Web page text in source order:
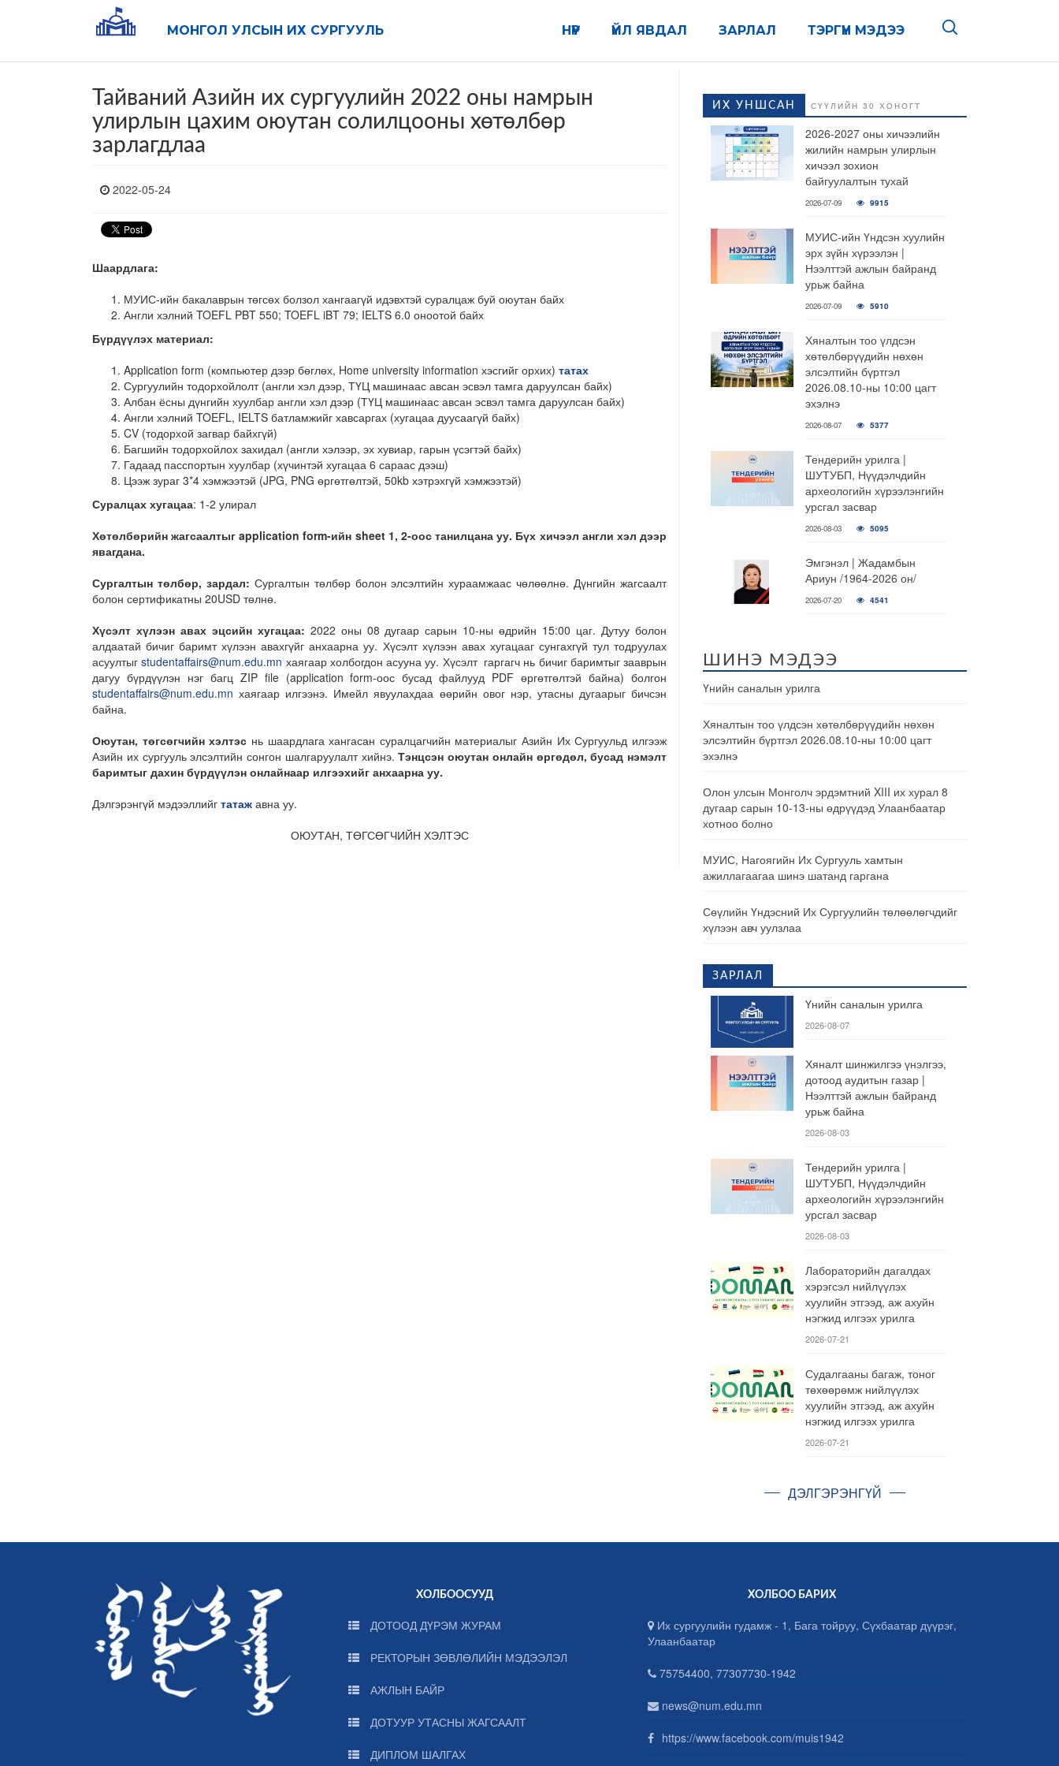
МОНГОЛ УЛСЫН ИХ СУРГУУЛЬ ТЭРГҮҮН МЭДЭЭ
ЗАРЛАЛ
ҮЙЛ ЯВДАЛ
НҮҮР
Тайваний Азийн их сургуулийн 2022 оны намрын
улирлын цахим оюутан солилцооны хөтөлбөр
зарлагдлаа
2022-05-24
Шаардлага:
МУИС-ийн бакалаврын төгсөх болзол хангаагүй идэвхтэй суралцаж буй оюутан байх
Англи хэлний TOEFL PBT 550; TOEFL iBT 79; IELTS 6.0 оноотой байх
Бүрдүүлэх материал:
Application form (компьютер дээр бөглөх, Home university information хэсгийг орхих) татах
Сургуулийн тодорхойлолт (англи хэл дээр, ТҮЦ машинаас авсан эсвэл тамга даруулсан байх)
Албан ёсны дүнгийн хуулбар англи хэл дээр (ТҮЦ машинаас авсан эсвэл тамга даруулсан байх)
Англи хэлний TOEFL, IELTS батламжийг хавсаргах (хугацаа дуусаагүй байх)
CV (тодорхой загвар байхгүй)
Багшийн тодорхойлох захидал (англи хэлээр, эх хувиар, гарын үсэгтэй байх)
Гадаад пасспортын хуулбар (хүчинтэй хугацаа 6 сараас дээш)
Цээж зураг 3*4 хэмжээтэй (JPG, PNG өргөтгөлтэй, 50kb хэтрэхгүй хэмжээтэй)
Суралцах хугацаа: 1-2 улирал
Хөтөлбөрийн жагсаалтыгapplication form-ийн sheet 1, 2-оостанилцана уу. Бүх хичээл англи хэл дээр
явагдана.
Сургалтын төлбөр, зардал: Сургалтын төлбөр болон элсэлтийн хураамжаас чөлөөлнө. Дүнгийн жагсаалт
болон сертификатны 20USD төлнө.
Хүсэлт хүлээн авах эцсийн хугацаа: 2022 оны 08 дугаар сарын 10-ны өдрийн 15:00 цаг. Дутуу болон
алдаатай бичиг баримт хүлээн авахгүйг анхаарна уу. Хүсэлт хүлээн авах хугацааг сунгахгүй тул тодруулах
асуултыгstudentaffairs@num.edu.mn хаягаар холбогдон асууна уу. Хүсэлт гаргагч нь бичиг баримтыг зааврын
дагуу бүрдүүлэн нэг багц ZIP file (application form-оос бусад файлууд PDF өргөтгөлтэй байна) болгон
studentaffairs@num.edu.mn хаягаар илгээнэ. Имейл явуулахдаа өөрийн овог нэр, утасны дугаарыг бичсэн
байна.
Оюутан, төгсөгчийн хэлтэс нь шаардлага хангасан суралцагчийн материалыг Азийн Их Сургуульд илгээж
Азийн их сургууль элсэлтийн сонгон шалгаруулалт хийнэ.Тэнцсэн оюутан онлайн өргөдөл, бусад нэмэлт
баримтыг дахин бүрдүүлэн онлайнаар илгээхийг анхаарна уу.
Дэлгэрэнгүй мэдээллийг татаж авна уу.
ОЮУТАН, ТӨГСӨГЧИЙН ХЭЛТЭС
ИХ УНШСАН СҮҮЛИЙН 30 ХОНОГТ
2026-2027 оны хичээлийн
жилийн намрын улирлын
хичээл зохион
байгуулалтын тухай
2026-07-09 9915
МУИС-ийн Үндсэн хуулийн
эрх зүйн хүрээлэн |
Нээлттэй ажлын байранд
урьж байна
2026-07-09 5910
Хяналтын тоо үлдсэн
хөтөлбөрүүдийн нөхөн
элсэлтийн бүртгэл
2026.08.10-ны 10:00 цагт
эхэлнэ
2026-08-07 5377
Тендерийн урилга |
ШУТУБП, Нүүдэлчдийн
археологийн хүрээлэнгийн
урсгал засвар
2026-08-03 5095
Эмгэнэл | Жадамбын
Ариун /1964-2026 он/
2026-07-20 4541
ШИНЭ МЭДЭЭ
Үнийн саналын урилга
Хяналтын тоо үлдсэн хөтөлбөрүүдийн нөхөн
элсэлтийн бүртгэл 2026.08.10-ны 10:00 цагт
эхэлнэ
Олон улсын Монголч эрдэмтний XIII их хурал 8
дугаар сарын 10-13-ны өдрүүдэд Улаанбаатар
хотноо болно
МУИС, Нагоягийн Их Сургууль хамтын
ажиллагаагаа шинэ шатанд гаргана
Сөүлийн Үндэсний Их Сургуулийн төлөөлөгчдийг
хүлээн авч уулзлаа
ЗАРЛАЛ
Үнийн саналын урилга
2026-08-07
Хяналт шинжилгээ үнэлгээ,
дотоод аудитын газар |
Нээлттэй ажлын байранд
урьж байна
2026-08-03
Тендерийн урилга |
ШУТУБП, Нүүдэлчдийн
археологийн хүрээлэнгийн
урсгал засвар
2026-08-03
Лабораторийн дагалдах
хэрэгсэл нийлүүлэх
хуулийн этгээд, аж ахуйн
нэгжид илгээх урилга
2026-07-21
Судалгааны багаж, тоног
төхөөрөмж нийлүүлэх
хуулийн этгээд, аж ахуйн
нэгжид илгээх урилга
2026-07-21
ДЭЛГЭРЭНГҮЙ
ХОЛБООСУУД
ДОТООД ДҮРЭМ ЖУРАМ
РЕКТОРЫН ЗӨВЛӨЛИЙН МЭДЭЭЛЭЛ
АЖЛЫН БАЙР
ДОТУУР УТАСНЫ ЖАГСААЛТ
ДИПЛОМ ШАЛГАХ
ХОЛБОО БАРИХ
Их сургуулийн гудамж - 1, Бага тойруу, Сүхбаатар дүүрэг,
Улаанбаатар
75754400, 77307730-1942
news@num.edu.mn
https://www.facebook.com/muis1942